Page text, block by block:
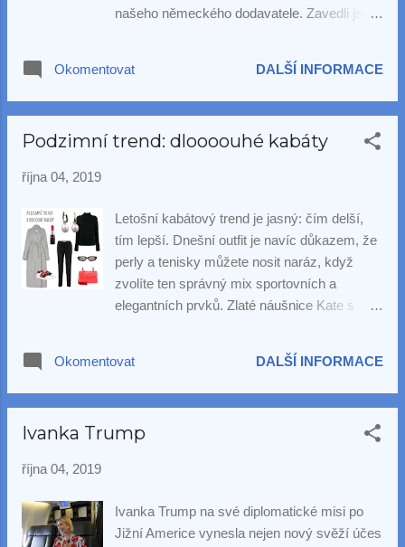
našeho německého dodavatele. Zavedli jsme
neboli "klipsů".
Okomentovat DALŠÍ INFORMACE
Podzimní trend: dloooouhé kabáty
října 04, 2019
Letošní kabátový trend je jasný: čím delší,
tím lepší. Dnešní outfit je navíc důkazem, že
perly a tenisky můžete nosit naráz, když
zvolíte ten správný mix sportovních a
elegantních prvků. Zlaté náušnice Kate s
těchto náušnic je navíc to, že z nich lze perly
sejmout a vyměnit je za jiný pár z naší
Okomentovat DALŠÍ INFORMACE
Ivanka Trump
října 04, 2019
Ivanka Trump na své diplomatické misi po
Jižní Americe vynesla nejen nový svěží účes